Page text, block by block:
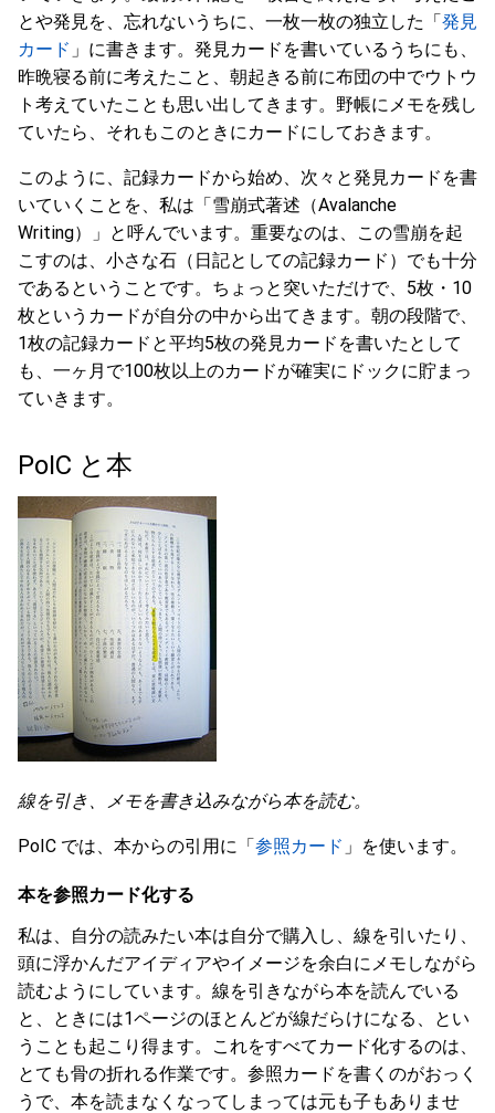
とや発見を、忘れないうちに、一枚一枚の独立した「発見
カード 」に書きます。発見カードを書いているうちにも、
昨晩寝る前に考えたこと、朝起きる前に布団の中でウトウ
ト考えていたことも思い出してきます。野帳にメモを残し
ていたら、それもこのときにカードにしておきます。
このように、記録カードから始め、次々と発見カードを書
いていくことを、私は「雪崩式著述（Avalanche
Writing）」と呼んでいます。重要なのは、この雪崩を起
こすのは、小さな石（日記としての記録カード）でも十分
であるということです。ちょっと突いただけで、5枚・10
枚というカードが自分の中から出てきます。朝の段階で、
1枚の記録カードと平均5枚の発見カードを書いたとして
も、一ヶ月で100枚以上のカードが確実にドックに貯まっ
ていきます。
PoIC と本
線を引き、メモを書き込みながら本を読む。
PoIC では、本からの引用に「参照カード 」を使います。
本を参照カード化する
私は、自分の読みたい本は自分で購入し、線を引いたり、
頭に浮かんだアイディアやイメージを余白にメモしながら
読むようにしています。線を引きながら本を読んでいる
と、ときには1ページのほとんどが線だらけになる、とい
うことも起こり得ます。これをすべてカード化するのは、
とても骨の折れる作業です。参照カードを書くのがおっく
うで、本を読まなくなってしまっては元も子もありませ